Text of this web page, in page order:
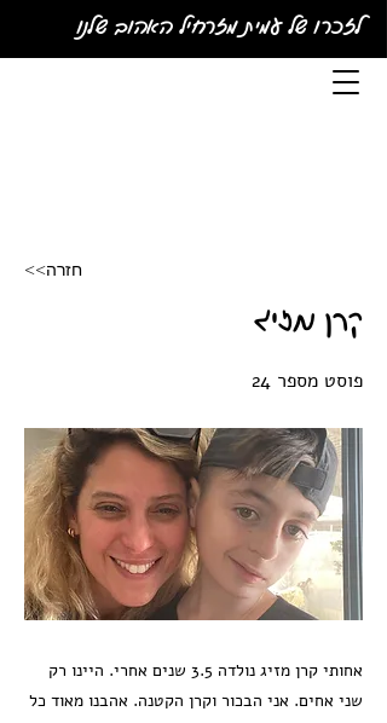
לזכרו של עמית מזרחיל האהוב שלנו
<<חזרה
קרן מזיג
פוסט מספר 24
אחותי קרן מזיג נולדה 3.5 שנים אחרי. היינו רק
שני אחים. אני הבכור וקרן הקטנה. אהבנו מאוד כל